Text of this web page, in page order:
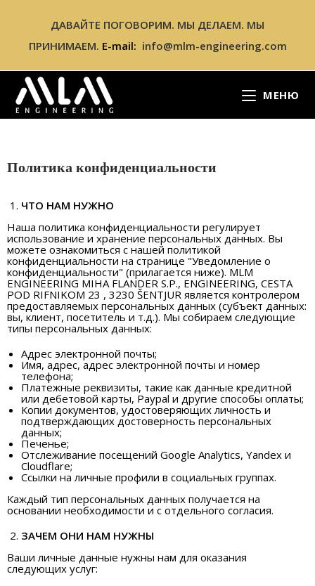
ДАВАЙТЕ ПОГОВОРИМ. МЫ ДЕЛАЕМ. МЫ
ПРИНИМАЕМ. E-mail: info@mlm-engineering.com
МЕНЮ
Политика конфиденциальности
ЧТО НАМ НУЖНО
Наша политика конфиденциальности регулирует
использование и хранение персональных данных. Вы
можете ознакомиться с нашей политикой
конфиденциальности на странице "Уведомление о
конфиденциальности" (прилагается ниже). MLM
ENGINEERING MIHA FLANDER S.P., ENGINEERING, CESTA
POD RIFNIKOM 23 , 3230 ŠENTJUR является контролером
предоставляемых персональных данных (субъект данных:
вы, клиент, посетитель и т.д.). Мы собираем следующие
типы персональных данных:
Адрес электронной почты;
Имя, адрес, адрес электронной почты и номер
телефона;
Платежные реквизиты, такие как данные кредитной
или дебетовой карты, Paypal и другие способы оплаты;
Копии документов, удостоверяющих личность и
подтверждающих достоверность персональных
данных;
Печенье;
Отслеживание посещений Google Analytics, Yandex и
Cloudflare;
Ссылки на личные профили в социальных группах.
Каждый тип персональных данных получается на
основании необходимости и с отдельного согласия.
ЗАЧЕМ ОНИ НАМ НУЖНЫ
Ваши личные данные нужны нам для оказания
следующих услуг: